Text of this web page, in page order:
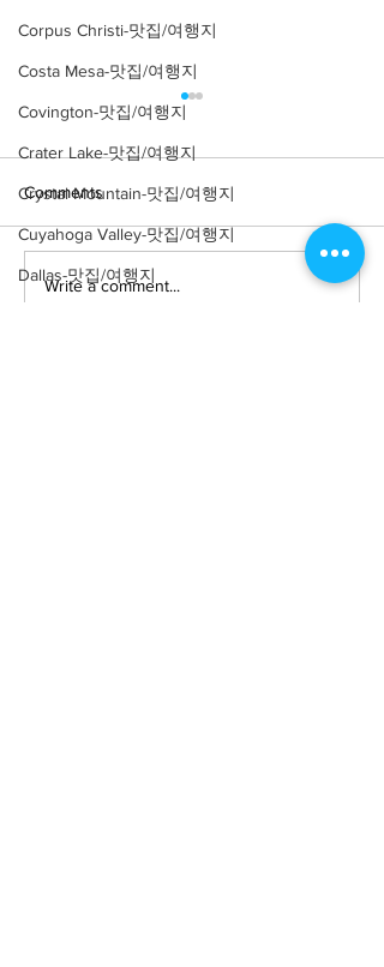
Corpus Christi-맛집/여행지
Costa Mesa-맛집/여행지
Covington-맛집/여행지
Crater Lake-맛집/여행지
Crystal Mountain-맛집/여행지
Cuyahoga Valley-맛집/여행지
Dallas-맛집/여행지
[여행지/캘리포니아
Comments
Write a comment...